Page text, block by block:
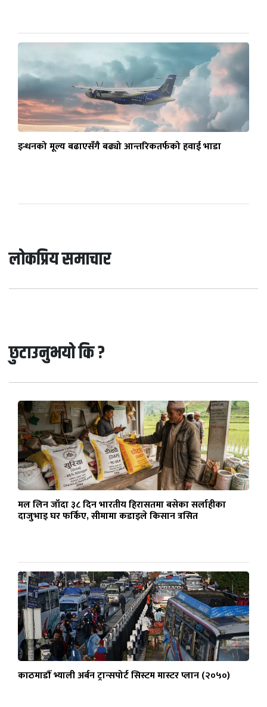
इन्धनको मूल्य बढाएसँगै बढ्यो आन्तरिकतर्फको हवाई भाडा
लोकप्रिय समाचार
छुटाउनुभयो कि ?
मल लिन जाँदा ३८ दिन भारतीय हिरासतमा बसेका सर्लाहीका
दाजुभाइ घर फर्किए, सीमामा कडाइले किसान त्रसित
काठमाडौँ भ्याली अर्बन ट्रान्सपोर्ट सिस्टम मास्टर प्लान (२०५०)